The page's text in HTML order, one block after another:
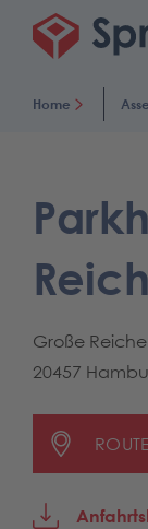
Home
Große
20457